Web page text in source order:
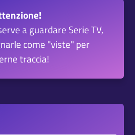
a guardare Serie TV,
come "viste" per
traccia!